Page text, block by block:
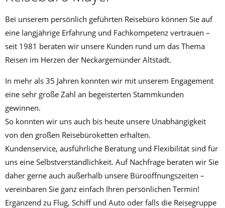
Bei unserem persönlich geführten Reisebüro können Sie auf
eine langjährige Erfahrung und Fachkompetenz vertrauen –
seit 1981 beraten wir unsere Kunden rund um das Thema
Reisen im Herzen der Neckargemünder Altstadt.
In mehr als 35 Jahren konnten wir mit unserem Engagement
eine sehr große Zahl an begeisterten Stammkunden
gewinnen.
So konnten wir uns auch bis heute unsere Unabhängigkeit
von den großen Reisebüroketten erhalten.
Kundenservice, ausführliche Beratung und Flexibilität sind für
uns eine Selbstverständlichkeit. Auf Nachfrage beraten wir Sie
daher gerne auch außerhalb unsere Büroöffnungszeiten –
vereinbaren Sie ganz einfach Ihren persönlichen Termin!
Ergänzend zu Flug, Schiff und Auto oder falls die Reisegruppe